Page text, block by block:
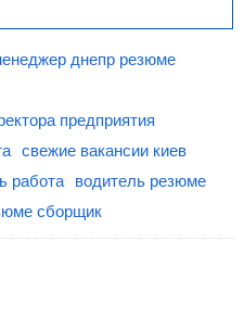
днепр резюме
предприятия
свежие вакансии киев
работа
водитель резюме
сборщик